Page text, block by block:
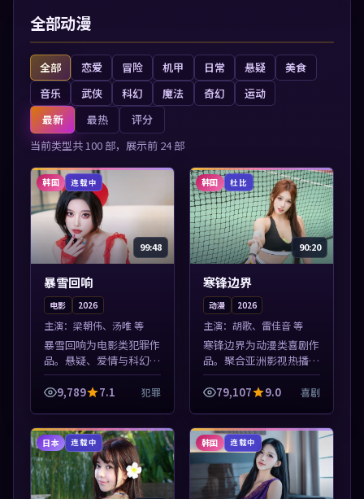
全部动漫
全部 恋爱 冒险 机甲 日常 悬疑
美食
音乐
武侠 科幻 魔法 奇幻
运动
最新
最热
评分
当前类型共100 部，展示前 24部
韩国 连载中
99:48
暴雪回响
电影 2026
主演： 梁朝伟、汤唯 等
暴雪回响为电影类犯罪作
品。悬疑、爱情与科幻类
型齐全，热播榜单实时刷
新，沉浸式观影体验。本
加入片单。
9,789 7.1 犯罪
韩国 杜比
90:20
寒锋边界
动漫 2026
主演： 胡歌、雷佳音 等
寒锋边界为动漫类喜剧作
品。聚合亚洲影视热播内
容，高清免费在线观看，
适合手机与电脑一站式追
凑，值得加入片...
79,107 9.0 喜剧
日本 连载中 韩国 连载中